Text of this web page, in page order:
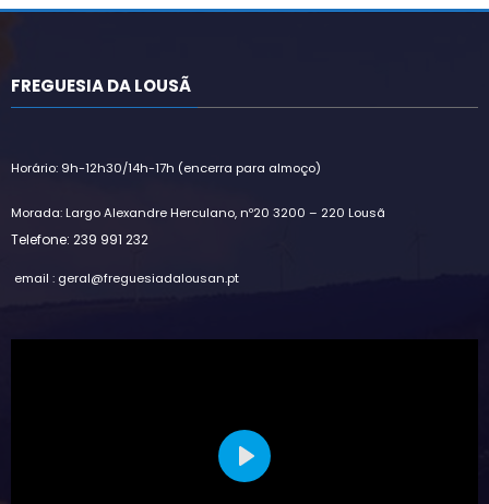
FREGUESIA DA LOUSÃ
Horário: 9h-12h30/14h-17h (encerra para almoço)
Morada: Largo Alexandre Herculano, nº20 3200 – 220 Lousã
Telefone: 239 991 232
email : geral@freguesiadalousan.pt
Play